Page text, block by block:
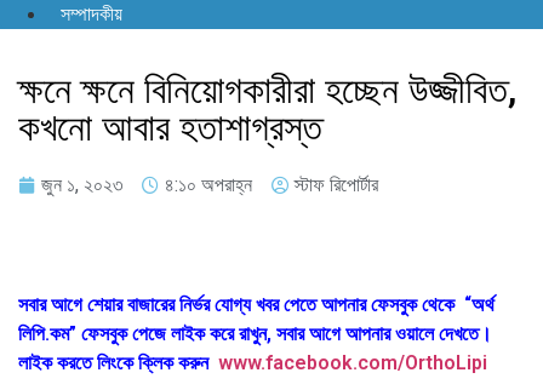
সম্পাদকীয়
ক্ষনে ক্ষনে বিনিয়োগকারীরা হচ্ছেন উজ্জীবিত,
কখনো আবার হতাশাগ্রস্ত
জুন ১, ২০২৩ ৪:১০ অপরাহ্ন স্টাফ রিপোর্টার
সবার আগে শেয়ার বাজারের নির্ভর যোগ্য খবর পেতে আপনার ফেসবুক থেকে “অর্থ
লিপি.কম” ফেসবুক পেজে লাইক করে রাখুন, সবার আগে আপনার ওয়ালে দেখতে।
লাইক করতে লিংকে ক্লিক করুন www.facebook.com/OrthoLipi